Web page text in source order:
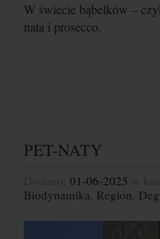
W świecie bąbelków –
nata i prosecco.
PET-NATY
01-06-2025
Biodynamika Region